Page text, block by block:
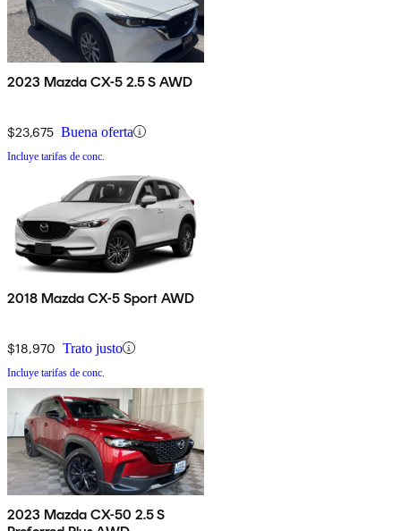
2023 Mazda CX-5 2.5 S AWD
$23,675 Buena oferta
Incluye tarifas de conc.
2018 Mazda CX-5 Sport AWD
$18,970 Trato justo
Incluye tarifas de conc.
2023 Mazda CX-50 2.5 S